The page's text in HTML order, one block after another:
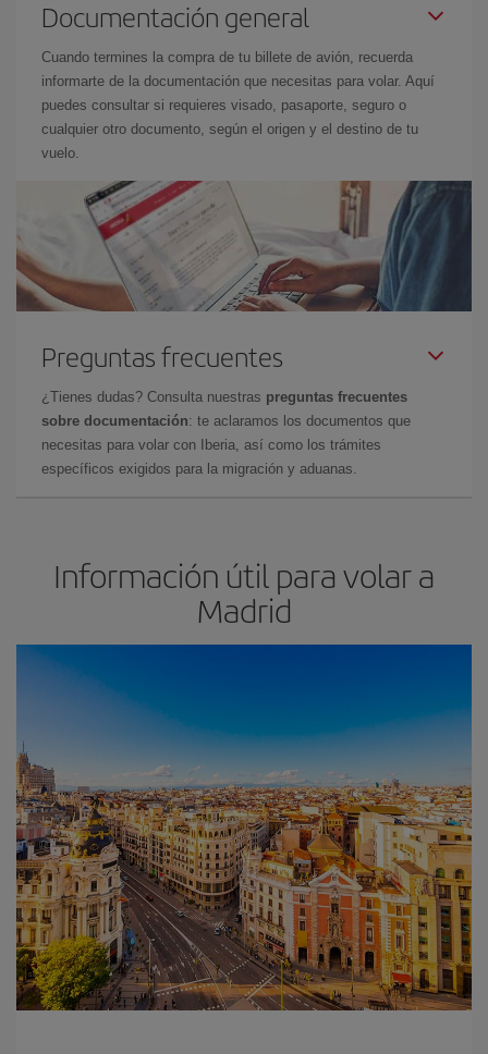
Documentación general
Cuando termines la compra de tu billete de avión, recuerda
informarte de la documentación que necesitas para volar. Aquí
puedes consultar si requieres visado, pasaporte, seguro o
cualquier otro documento, según el origen y el destino de tu
vuelo.
Preguntas frecuentes
¿Tienes dudas? Consulta nuestras preguntas frecuentes
sobre documentación: te aclaramos los documentos que
necesitas para volar con Iberia, así como los trámites
específicos exigidos para la migración y aduanas.
Información útil para volar a
Madrid